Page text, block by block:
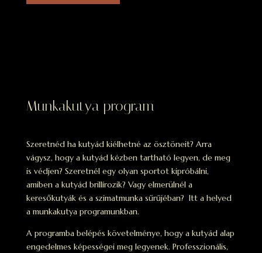
Munkakutya program
Szeretnéd ha kutyád kiélhetné az ösztöneit? Arra
vágysz, hogy a kutyád kézben tartható legyen, de meg
is védjen? Szeretnél egy olyan sportot kipróbálni,
amiben a kutyád brillírozik? Vagy elmerülnél a
keresőkutyák és a szimatmunka sűrűjéban? Itt a helyed
a munkakutya programunkban.
A programba belépés követelménye, hogy a kutyád alap
engedelmes képességei meg legyenek. Professzionális,